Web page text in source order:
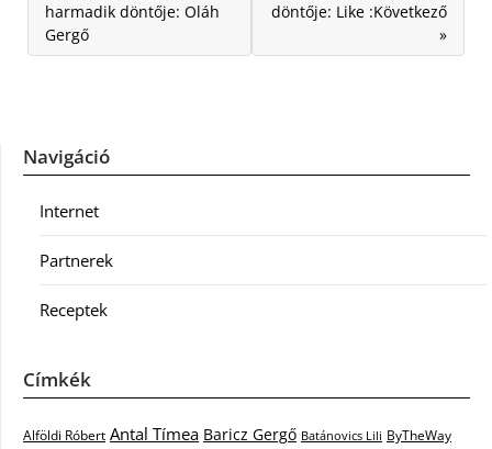
harmadik döntője: Oláh
Gergő
döntője: Like :Következő
»
Navigáció
Internet
Partnerek
Receptek
Címkék
Alföldi Róbert Antal Tímea Baricz Gergő Batánovics Lili ByTheWay